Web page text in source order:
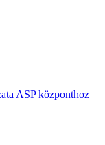
ASP központhoz